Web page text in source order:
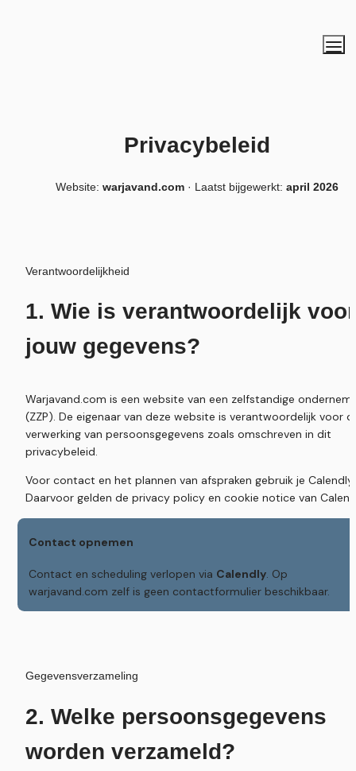
Privacybeleid
Website: warjavand.com · Laatst bijgewerkt: april 2026
Verantwoordelijkheid
1. Wie is verantwoordelijk voor
jouw gegevens?
Warjavand.com is een website van een zelfstandige
(ZZP). De eigenaar van deze website is verantwoordelijk voor
verwerking van persoonsgegevens zoals omschreven in dit
privacybeleid.
Voor contact en het plannen van afspraken gebruik je Calendly.
Daarvoor gelden de privacy policy en cookie notice van
Contact opnemen
Contact en scheduling verlopen via Calendly. Op
warjavand.com zelf is geen contactformulier beschikbaar.
Gegevensverzameling
2. Welke persoonsgegevens
worden verzameld?